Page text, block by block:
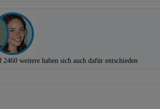
2460 weitere haben sich auch dafür entschieden